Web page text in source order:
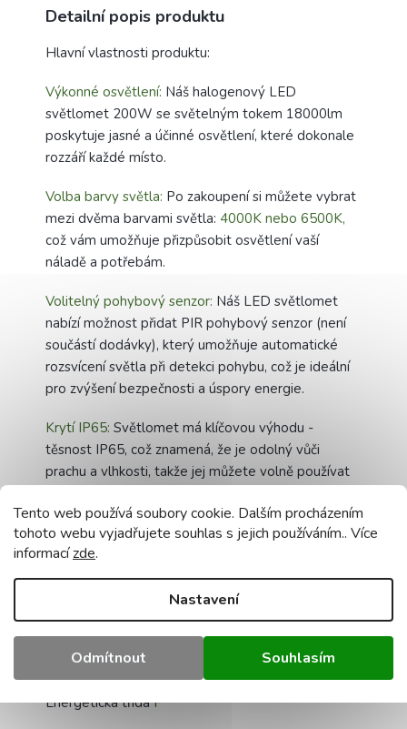
Tento web používá soubory cookie. Dalším procházením
tohoto webu vyjadřujete souhlas s jejich používáním.. Více
informacízde.
Nastavení
Odmítnout Souhlasím
Detailní popis produktu
Hlavní vlastnosti produktu:
Výkonné osvětlení: Náš halogenový LED
světlomet 200W se světelným tokem 18000lm
poskytuje jasné a účinné osvětlení, které dokonale
rozzáří každé místo.
Volba barvy světla: Po zakoupení si můžete vybrat
mezi dvěma barvami světla: 4000K nebo 6500K,
což vám umožňuje přizpůsobit osvětlení vaší
náladě a potřebám.
Volitelný pohybový senzor: Náš LED světlomet
nabízí možnost přidat PIR pohybový senzor (není
součástí dodávky), který umožňuje automatické
rozsvícení světla při detekci pohybu, což je ideální
pro zvýšení bezpečnosti a úspory energie.
Krytí IP65: Světlomet má klíčovou výhodu -
těsnost IP65, což znamená, že je odolný vůči
prachu a vlhkosti, takže jej můžete volně používat
kde je vyžadováno trvalé osvětlení.
Volitelný pohybový senzor: Náš LED světlomet
nabízí možnost přidat PIR pohybový senzor (není
součástí dodávky), který umožňuje automatické
rozsvícení světla při detekci pohybu, což je ideální
pro zvýšení bezpečnosti a úspory energie.
Technická data:
Energetická třídaF